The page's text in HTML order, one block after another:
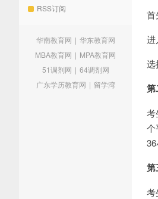
RSS订阅
华南教育网 | 华东教育网
MBA教育网 | MPA教育网
51调剂网 | 64调剂网
广东学历教育网 | 留学湾
首
进
选
第
考
个
36
第
考